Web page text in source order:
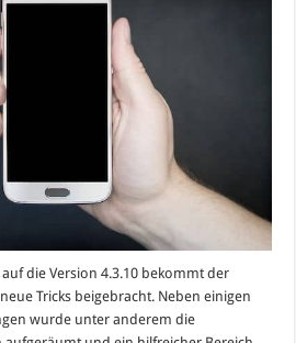
die Version 4.3.10 bekommt der
Tricks beigebracht. Neben einigen
wurde unter anderem die